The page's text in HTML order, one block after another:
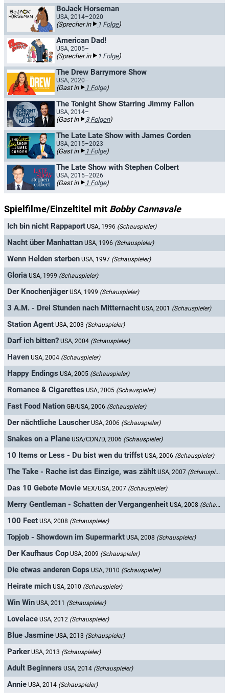
BoJack Horseman​
USA, 2014–2020
(Sprecher in 1 Folge)
American Dad!
USA, 2005–
(Sprecher in 1 Folge)
The Drew Barrymore Show
USA, 2020–
(Gast in 1 Folge)
The Tonight Show Starring Jimmy Fallon
USA, 2014–
(Gast in 3 Folgen)
The Late Late Show with James Corden
USA, 2015–2023
(Gast in 1 Folge)
The Late Show with Stephen Colbert
USA, 2015–2026
(Gast in 1 Folge)
Spielfilme/Einzeltitel mit Bobby Cannavale
Ich bin nicht Rappaport USA, 1996 (Schauspieler)
Nacht über Manhattan USA, 1996 (Schauspieler)
Wenn Helden sterben USA, 1997 (Schauspieler)
Gloria USA, 1999 (Schauspieler)
Der Knochenjäger USA, 1999 (Schauspieler)
3 A.M. - Drei Stunden nach Mitternacht USA, 2001 (Schauspieler)
Station Agent USA, 2003 (Schauspieler)
Darf ich bitten? USA, 2004 (Schauspieler)
Haven USA, 2004 (Schauspieler)
Happy Endings USA, 2005 (Schauspieler)
Romance & Cigarettes USA, 2005 (Schauspieler)
Fast Food Nation GB/USA, 2006 (Schauspieler)
Der nächtliche Lauscher USA, 2006 (Schauspieler)
Snakes on a Plane USA/CDN/D, 2006 (Schauspieler)
10 Items or Less - Du bist wen du triffst USA, 2006 (Schauspieler)
The Take - Rache ist das Einzige, was zählt USA, 2007 (Schauspieler)
Das 10 Gebote Movie MEX/USA, 2007 (Schauspieler)
Merry Gentleman - Schatten der Vergangenheit USA, 2008 (Schauspieler)
100 Feet USA, 2008 (Schauspieler)
Topjob - Showdown im Supermarkt USA, 2008 (Schauspieler)
Der Kaufhaus Cop USA, 2009 (Schauspieler)
Die etwas anderen Cops USA, 2010 (Schauspieler)
Heirate mich USA, 2010 (Schauspieler)
Win Win USA, 2011 (Schauspieler)
Lovelace USA, 2012 (Schauspieler)
Blue Jasmine USA, 2013 (Schauspieler)
Parker USA, 2013 (Schauspieler)
Adult Beginners USA, 2014 (Schauspieler)
Annie USA, 2014 (Schauspieler)